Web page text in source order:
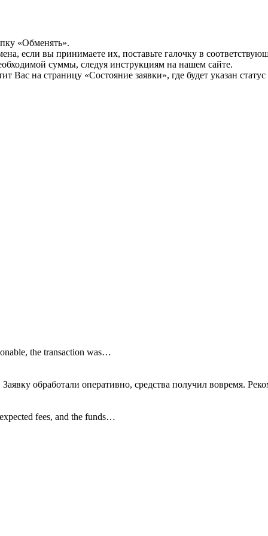
«Обменять».
если вы принимаете их, поставьте галочку в
суммы, следуя инструкциям на нашем сайте.
Вас на страницу «Состояние заявки», где будет указан
the transaction was…
обработали оперативно, средства получил вовремя.
fees, and the funds…